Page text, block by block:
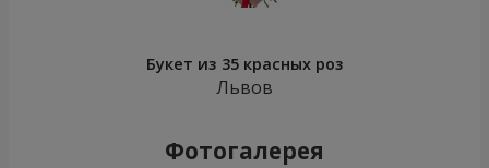
Букет из 35 красных роз
Львов
Фотогалерея